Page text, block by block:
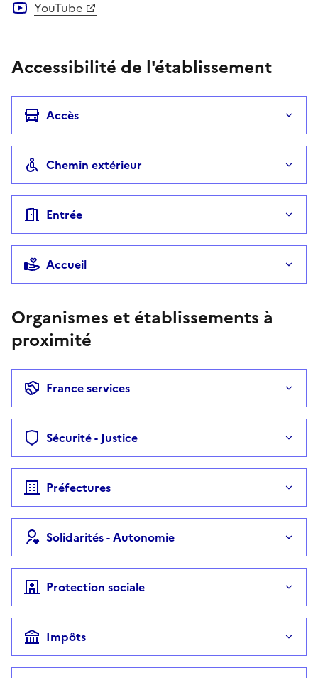
YouTube
Accessibilité de l'établissement
Accès
Chemin extérieur
Entrée
Accueil
Organismes et établissements à
proximité
France services
Sécurité - Justice
Préfectures
Solidarités - Autonomie
Protection sociale
Impôts